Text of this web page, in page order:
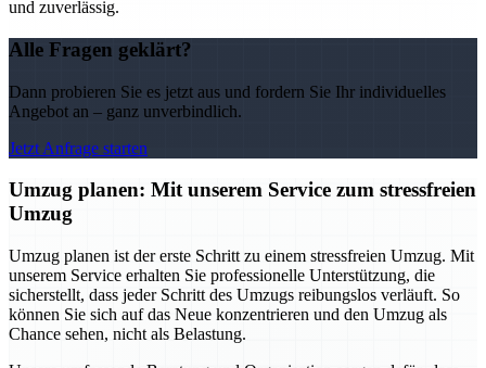
und zuverlässig.
Alle Fragen geklärt?
Dann probieren Sie es jetzt aus und fordern Sie Ihr individuelles
Angebot an – ganz unverbindlich.
Jetzt Anfrage starten
Umzug planen: Mit unserem Service zum stressfreien
Umzug
Umzug planen ist der erste Schritt zu einem stressfreien Umzug. Mit
unserem Service erhalten Sie professionelle Unterstützung, die
sicherstellt, dass jeder Schritt des Umzugs reibungslos verläuft. So
können Sie sich auf das Neue konzentrieren und den Umzug als
Chance sehen, nicht als Belastung.